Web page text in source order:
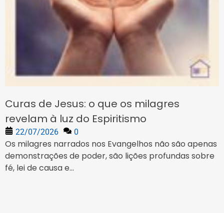
Curas de Jesus: o que os milagres
revelam à luz do Espiritismo
22/07/2026 0
Os milagres narrados nos Evangelhos não são apenas
demonstrações de poder, são lições profundas sobre
fé, lei de causa e...